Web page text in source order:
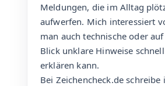
Meldungen, die im Alltag
aufwerfen. Mich interessiert
man auch technische oder
Blick unklare Hinweise
erklären kann.
Bei Zeichencheck.de